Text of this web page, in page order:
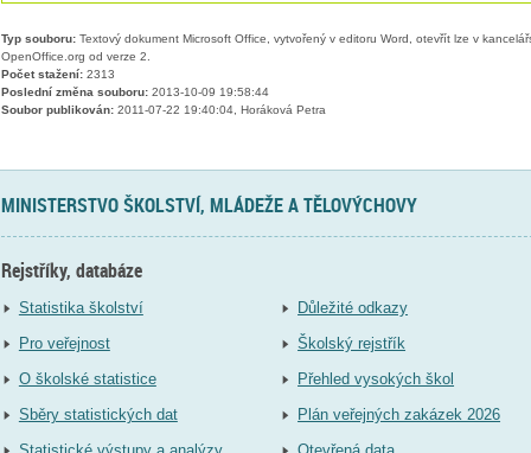
Typ souboru:Textový dokument Microsoft Office, vytvořený v editoru Word, otevřít lze v
OpenOffice.org od verze 2.
Počet stažení:2313
Poslední změna souboru:2013-10-09 19:58:44
Soubor publikován:2011-07-22 19:40:04, Horáková Petra
MINISTERSTVO ŠKOLSTVÍ, MLÁDEŽE A TĚLOVÝCHOVY
Rejstříky, databáze
Statistika školství
Pro veřejnost
O školské statistice
Sběry statistických dat
Důležité odkazy
Školský rejstřík
Přehled vysokých škol
Plán veřejných zakázek 2026